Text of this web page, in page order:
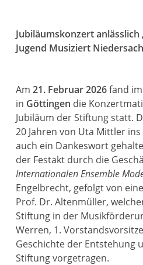
Jubiläumskonzert anlässlich
Jugend Musiziert
Am 21. Februar 2026fand im
in Göttingen die
Jubiläum der Stiftung statt.
20 Jahren von Uta Mittler
auch ein Dankeswort
der Festakt durch die
Internationalen Ensemble
Engelbrecht, gefolgt von
Prof. Dr. Altenmüller,
Stiftung in der
Werren, 1.
Geschichte der Entstehung
Stiftung vorgetragen.